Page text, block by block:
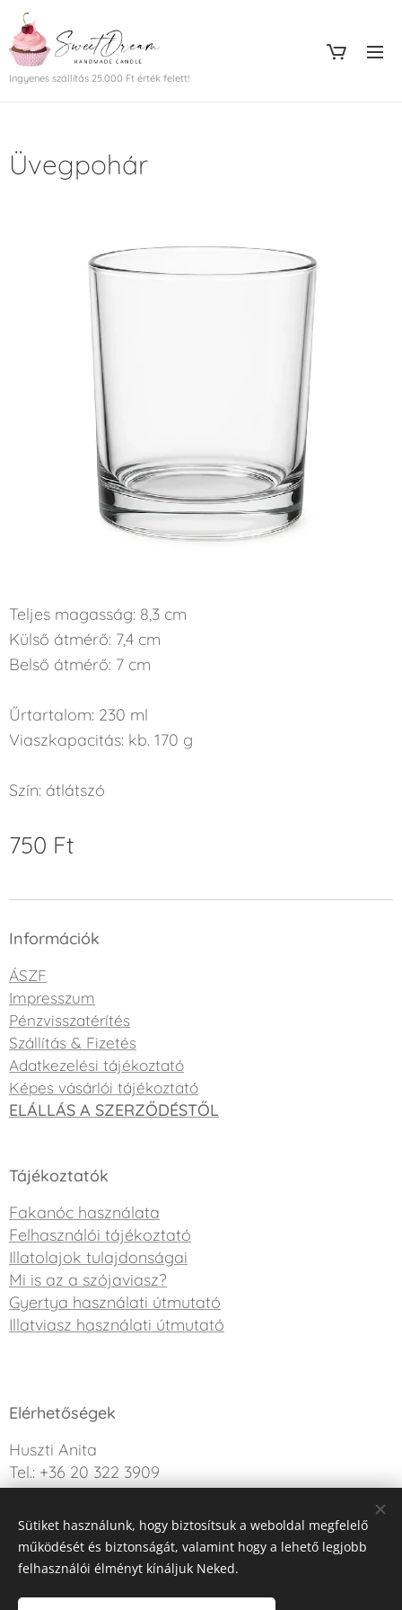
Ingyenes szállítás 25.000 Ft érték felett!
Üvegpohár
Teljes magasság: 8,3 cm
Külső átmérő: 7,4 cm
Belső átmérő: 7 cm
Űrtartalom: 230 ml
Viaszkapacitás: kb. 170 g
Szín: átlátszó
750 Ft
Információk
ÁSZF
Impresszum
Pénzvisszatérítés
Szállítás & Fizetés
Adatkezelési tájékoztató
Képes vásárlói tájékoztató
ELÁLLÁS A SZERZŐDÉSTŐL
Tájékoztatók
Fakanóc használata
Felhasználói tájékoztató
Illatolajok tulajdonságai
Mi is az a szójaviasz?
Gyertya használati útmutató
Illatviasz használati útmutató
Elérhetőségek
Huszti Anita
Tel.: +36 20 322 3909
Kérdésed van? Írj nekünk!
Sütiket használunk, hogy biztosítsuk a weboldal megfelelő
működését és biztonságát, valamint hogy a lehető legjobb
felhasználói élményt kínáljuk Neked.